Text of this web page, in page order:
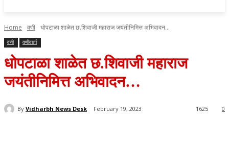
Home वणी धोपटाळा शाळेत छ.शिवाजी महाराज जयंतीनिमित्त अभिवादन...
वणी वणीवार्ता
धोपटाळा शाळेत छ.शिवाजी महाराज
जयंतीनिमित्त अभिवादन…
By Vidharbh News Desk February 19, 2023 0
1625